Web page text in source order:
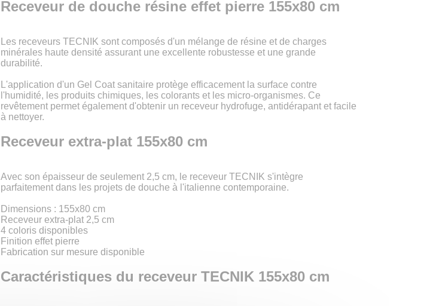
Receveur de douche résine effet pierre 155x80 cm
Les receveurs TECNIK sont composés d'un mélange de résine et de charges
minérales haute densité assurant une excellente robustesse et une grande
durabilité.
L'application d'un Gel Coat sanitaire protège efficacement la surface contre
l'humidité, les produits chimiques, les colorants et les micro-organismes. Ce
revêtement permet également d'obtenir un receveur hydrofuge, antidérapant et facile
à nettoyer.
Receveur extra-plat 155x80 cm
Avec son épaisseur de seulement 2,5 cm, le receveur TECNIK s'intègre
parfaitement dans les projets de douche à l'italienne contemporaine.
Dimensions : 155x80 cm
Receveur extra-plat 2,5 cm
4 coloris disponibles
Finition effet pierre
Fabrication sur mesure disponible
Caractéristiques du receveur TECNIK 155x80 cm